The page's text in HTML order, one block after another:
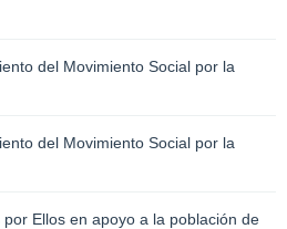
del Movimiento Social por la
del Movimiento Social por la
por Ellos en apoyo a la población de